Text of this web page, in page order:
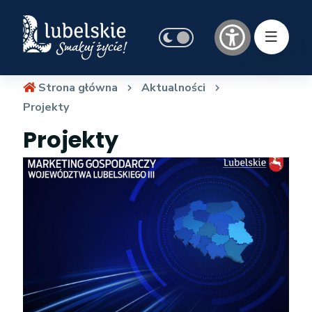
Strona główna
Aktualności
Projekty
Projekty